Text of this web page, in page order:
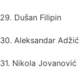
29. Dušan Filipin
30. Aleksandar Adžić
31. Nikola Jovanović